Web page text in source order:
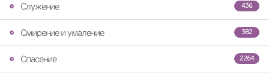
436
Служение
382
Смирение и умаление
2264
Спасение